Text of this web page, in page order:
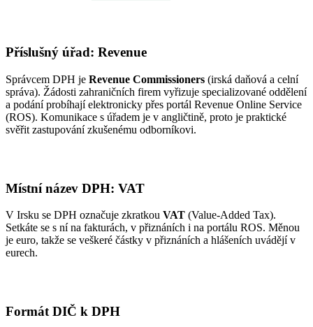
Příslušný úřad: Revenue
Správcem DPH je Revenue Commissioners (irská daňová a celní
správa). Žádosti zahraničních firem vyřizuje specializované oddělení
a podání probíhají elektronicky přes portál Revenue Online Service
(ROS). Komunikace s úřadem je v angličtině, proto je praktické
svěřit zastupování zkušenému odborníkovi.
Místní název DPH: VAT
V Irsku se DPH označuje zkratkou VAT (Value-Added Tax).
Setkáte se s ní na fakturách, v přiznáních i na portálu ROS. Měnou
je euro, takže se veškeré částky v přiznáních a hlášeních uvádějí v
eurech.
Formát DIČ k DPH